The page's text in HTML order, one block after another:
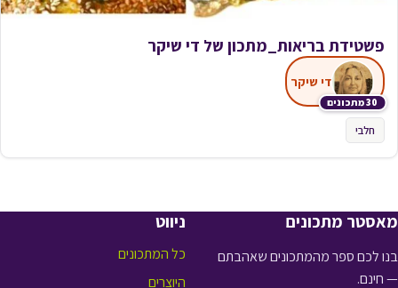
פשטידת בריאות_מתכון של די שיקר
30 מתכונים
די שיקר
חלבי
מאסטר מתכונים
בנו לכם ספר מהמתכונים שאהבתם
— חינם.
ניווט
כל המתכונים
היוצרים